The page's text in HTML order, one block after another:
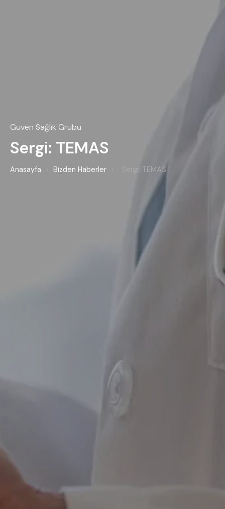
Güven Sağlık Grubu
Sergi: TEMAS
Anasayfa Bizden Haberler Sergi: TEMAS